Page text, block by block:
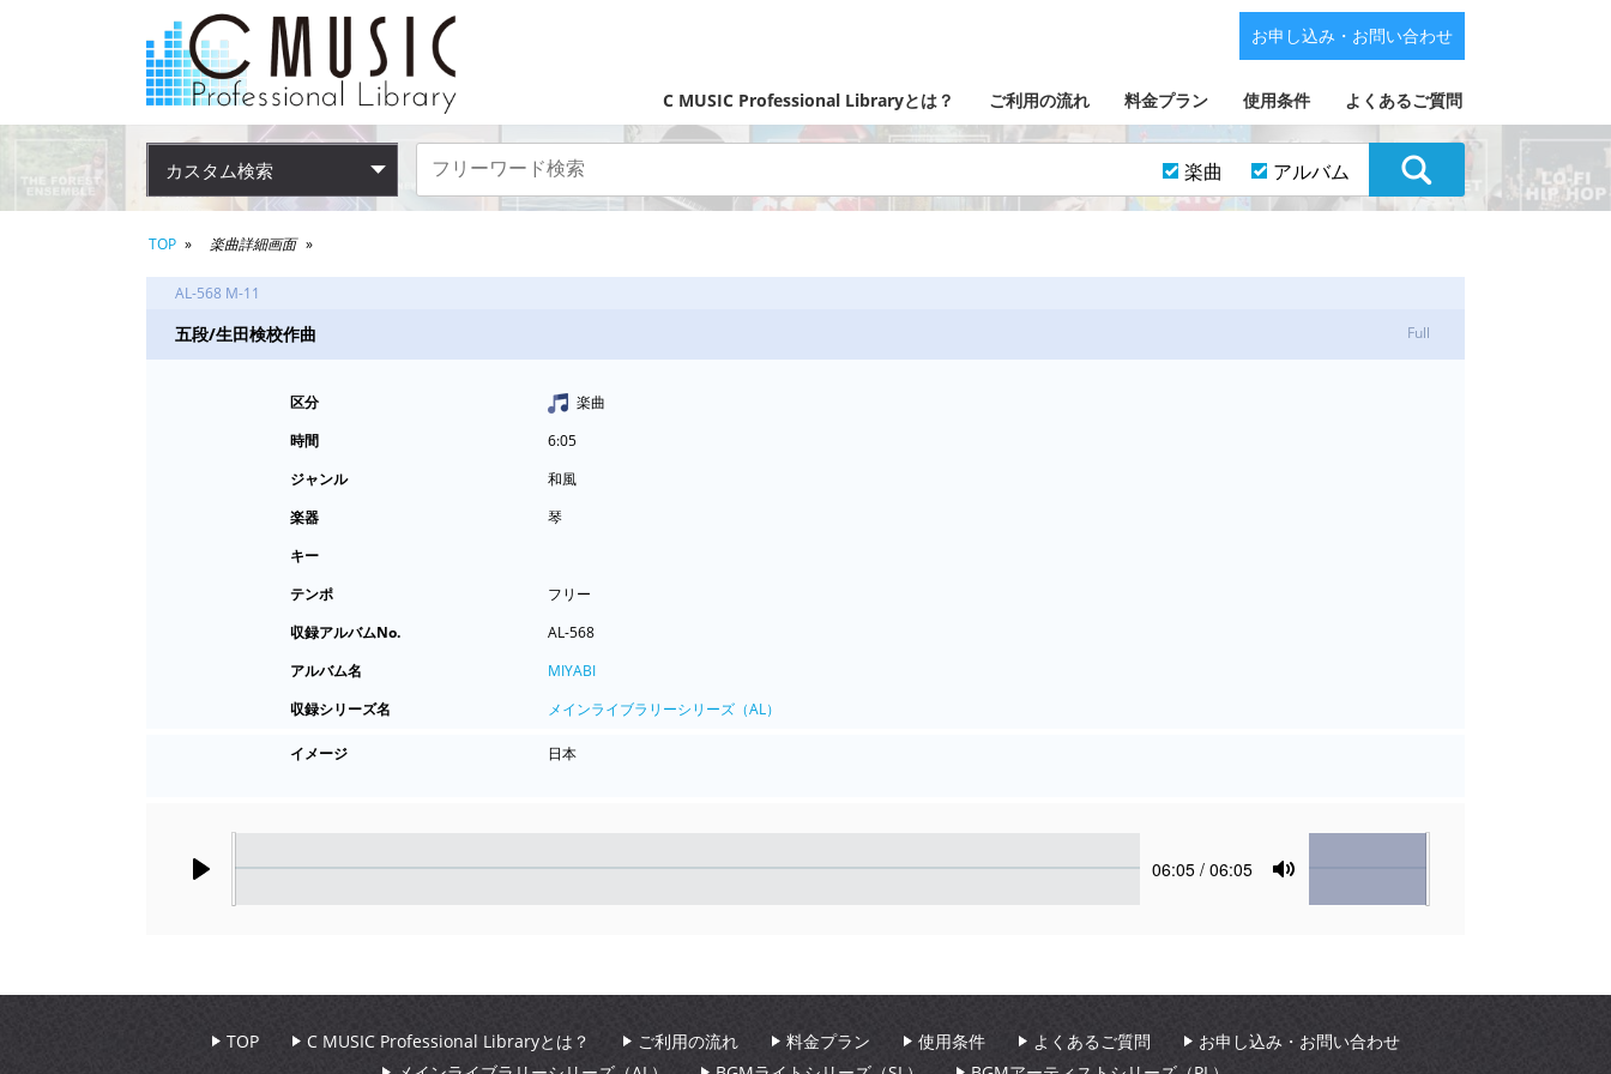
C MUSIC Professional Libraryとは？ ご利用の流れ 料金プラン 使用条件 よくあるご質問
お申し込み・お問い合わせ
カスタム検索 楽曲 アルバム
TOP 楽曲詳細画面
AL-568 M-11
五段/生田検校作曲 Full
区分
楽曲
時間
6:05
ジャンル
和風
楽器
琴
キー
テンポ
フリー
収録アルバムNo.
AL-568
アルバム名
MIYABI
収録シリーズ名
メインライブラリーシリーズ（AL）
イメージ 日本
Current
06:05 / 06:05
Mute
Volume
TOP C MUSIC Professional Libraryとは？ ご利用の流れ 料金プラン 使用条件 よくあるご質問
お申し込み・お問い合わせ